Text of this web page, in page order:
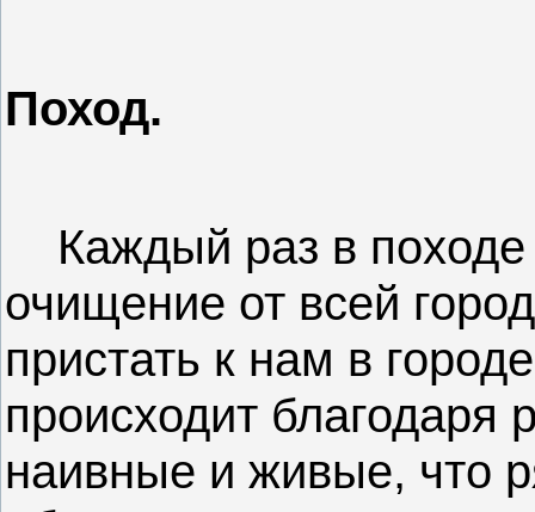
Поход.
Каждый раз в походе
очищение от всей
пристать к нам в
происходит
наивные и живые, что